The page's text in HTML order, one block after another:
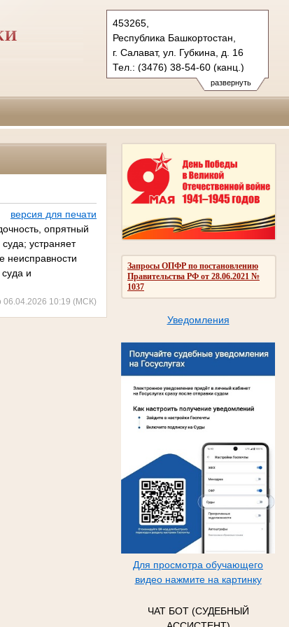
развернуть
453265,
Республика Башкортостан,
г. Салават, ул. Губкина, д. 16
Тел.: (3476) 38-54-60 (канц.)
salavatsky.bkr@sudrf.ru
Запросы ОПФР по постановлению
Правительства РФ от 28.06.2021 №
1037
Уведомления
Для просмотра обучающего
видео нажмите на картинку
ЧАТ БОТ (СУДЕБНЫЙ
версия для печати
опрятный
устраняет
неисправности
и
06.04.2026 10:19 (МСК)